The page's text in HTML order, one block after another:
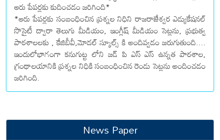
ఆరు పేపర్లకు కుదించడం జరిగింది*
*ఆరు పేపర్లకు సంబంధించిన ప్రశ్నల నిధిని రాజరాజేశ్వర ఎడ్యుకేషనల్
సొసైటీ ద్వారా తెలుగు మీడియం, ఇంగ్లీష్ మీడియం సెట్లను, ప్రభుత్వ
పాఠశాలలకు , కేజిబీవీ,మోడల్ స్కూల్స్ కి అందివ్వడం జరుగుతుంది....
ఇందులోభాగంగా కనుగుట్ట లోని జడ్ పి ఎస్ ఎస్ ఉన్నత పాఠశాల,
గ్రంథాలయానికి ప్రశ్నల నిధికి సంబంధించిన రెండు సెట్లను అందించడం
జరిగింది.
News Paper